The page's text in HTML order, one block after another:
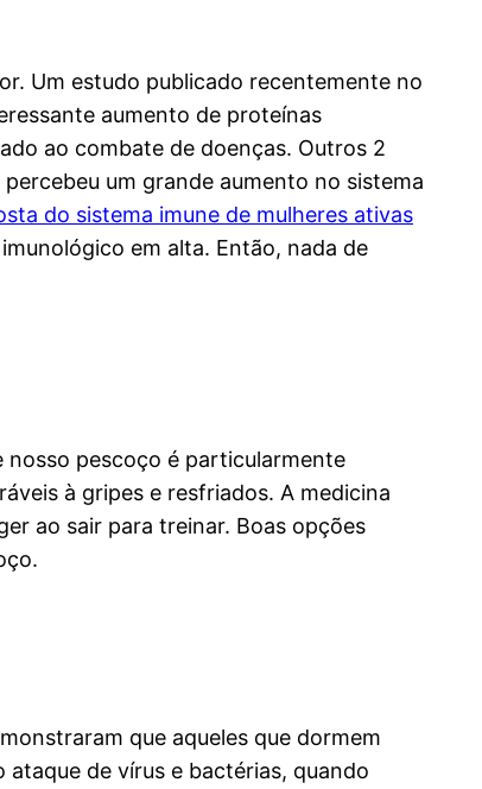
Um estudo publicado recentemente no
aumento de proteínas
ao combate de doenças. Outros 2
um grande aumento no sistema
do sistema imune de mulheres ativas
em alta. Então, nada de
nosso pescoço é particularmente
à gripes e resfriados. A medicina
ao sair para treinar. Boas opções
que aqueles que dormem
de vírus e bactérias, quando